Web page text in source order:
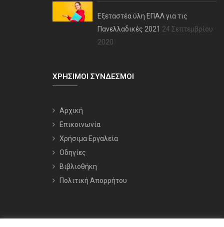
Εξεταστέα ύλη ΕΠΑΛ για τις
Πανελλαδικές 2021 24 Σεπτεμβρίου
2020
ΧΡΉΣΙΜΟΙ ΣΎΝΔΕΣΜΟΙ
Αρχική
Επικοινωνία
Χρήσιμα Εργαλεία
Οδηγίες
Βιβλιοθήκη
Πολιτική Απορρήτου